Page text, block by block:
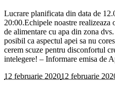
Lucrare planificata din data de
20:00.Echipele noastre realizeaza
de alimentare cu apa din zona
posibil ca aspectul apei sa nu
cerem scuze pentru disconfortul
intelegere! – Informare emisa de
12 februarie 202012 februarie